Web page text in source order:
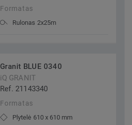
Formatas
Rulonas 2x25m
Granit BLUE 0340
iQ GRANIT
Ref. 21143340
Formatas
Plytelė 610 x 610 mm